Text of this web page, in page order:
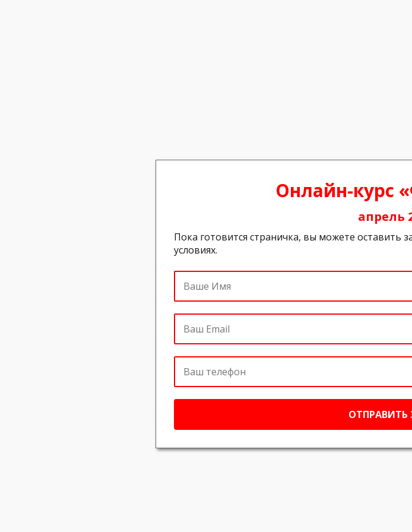
Онлайн-курс
апрель
Пока готовится страничка, вы можете оставить
условиях.